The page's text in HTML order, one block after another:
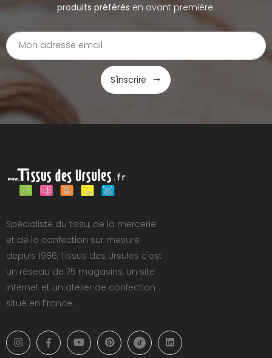
produits préférés en avant première.
S'inscrire
Spécialiste du tissu, de la mercerie
et de la confection sur mesure
depuis 1986, Tissus des Ursules c'est
un réseau de 75 magasins, un site
Internet et un atelier de confection
situé en France.